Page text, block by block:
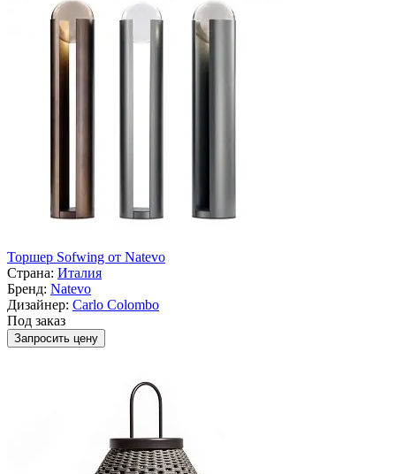
Торшер Sofwing от Natevo
Страна: Италия
Бренд: Natevo
Дизайнер: Carlo Colombo
Под заказ
Запросить цену